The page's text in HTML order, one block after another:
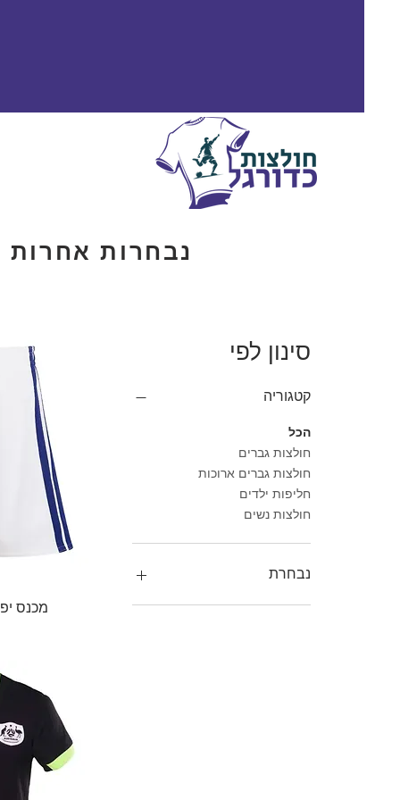
נבחרות אחרות
סינון לפי
קטגוריה
הכל
חולצות גברים
חולצות גברים ארוכות
חליפות ילדים
חולצות נשים
נבחרת
אוסטריה
מכנס יפן בית